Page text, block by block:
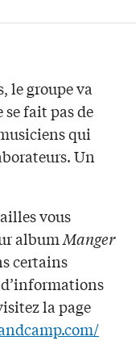
le groupe va
se fait pas de
qui
Un
vous
albumManger
certains
la page